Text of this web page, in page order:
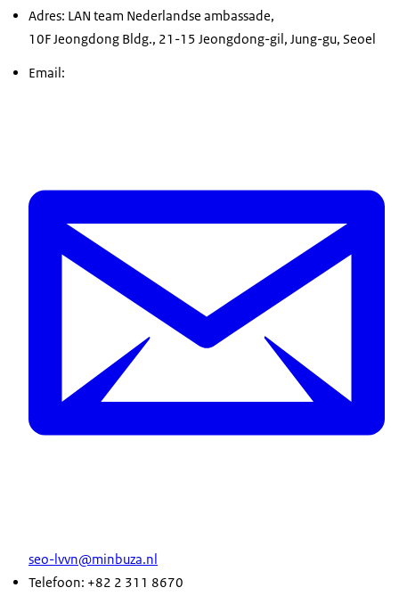
Adres: LAN team Nederlandse ambassade,
10F Jeongdong Bldg., 21-15 Jeongdong-gil, Jung-gu, Seoel
Email:
seo-lvvn@minbuza.nl
Telefoon: +82 2 311 8670